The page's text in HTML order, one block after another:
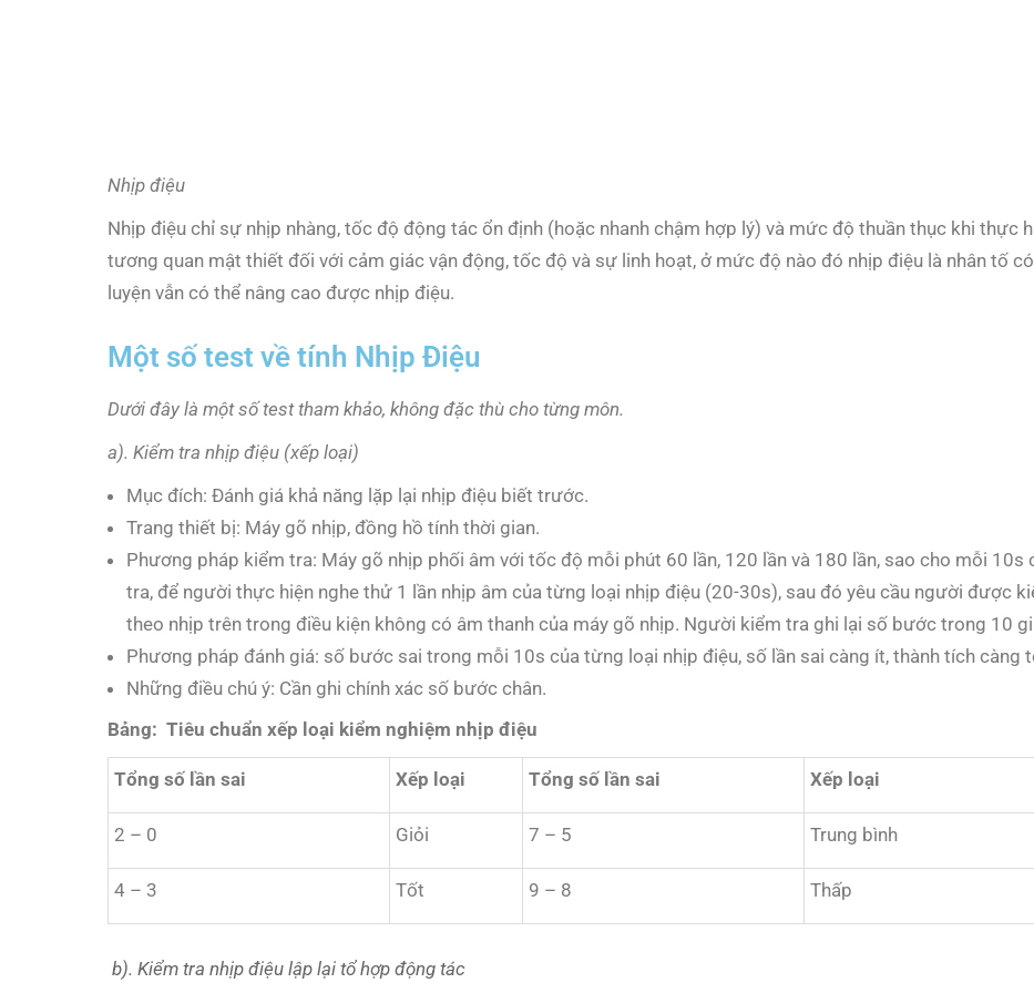
Nhịp điệu
Nhịp điệu chỉ sự nhịp nhàng, tốc độ động tác ổn định (hoặc nhanh chậm hợp lý) và mức độ thuần thục khi thực
tương quan mật thiết đối với cảm giác vận động, tốc độ và sự linh hoạt, ở mức độ nào đó nhịp điệu là nhân tố
luyện vẫn có thể nâng cao được nhịp điệu.
Một số test về tính Nhịp Điệu
Dưới đây là một số test tham khảo, không đặc thù cho từng môn.
a). Kiểm tra nhịp điệu (xếp loại)
Mục đích: Đánh giá khả năng lặp lại nhịp điệu biết trước.
Trang thiết bị: Máy gõ nhịp, đồng hồ tính thời gian.
Phương pháp kiểm tra: Máy gõ nhịp phối âm với tốc độ mỗi phút 60 lần, 120 lần và 180 lần, sao cho mỗi 10s
tra, để người thực hiện nghe thử 1 lần nhịp âm của từng loại nhịp điệu (20-30s), sau đó yêu cầu người được
theo nhịp trên trong điều kiện không có âm thanh của máy gõ nhịp. Người kiểm tra ghi lại số bước trong 10
Phương pháp đánh giá: số bước sai trong mỗi 10s của từng loại nhịp điệu, số lần sai càng ít, thành tích càng
Những điều chú ý: Cần ghi chính xác số bước chân.
Bảng: Tiêu chuẩn xếp loại kiểm nghiệm nhịp điệu
Tổng số lần sai Xếp loại Tổng số lần sai Xếp loại
2 – 0 Giỏi 7 – 5 Trung bình
4 – 3 Tốt 9 – 8 Thấp
b). Kiểm tra nhịp điệu lập lại tổ hợp động tác